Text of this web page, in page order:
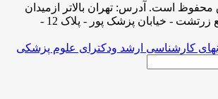
محفوظ است. آدرس:‌ تهران بالاتر ازمیدان
ولیعصر -بعد از تقاطع زرتشت - خیابان پزشک پور - پلاک 12 -